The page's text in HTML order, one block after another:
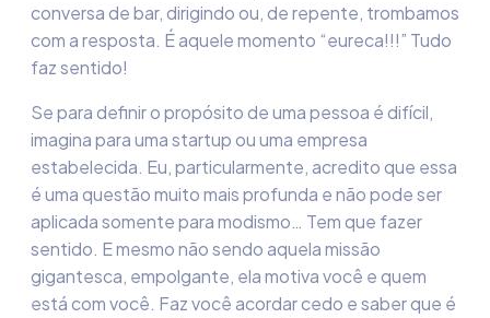
conversa de bar, dirigindo ou, de repente, trombamos
com a resposta. É aquele momento “eureca!!!” Tudo
faz sentido!
Se para definir o propósito de uma pessoa é difícil,
imagina para uma startup ou uma empresa
estabelecida. Eu, particularmente, acredito que essa
é uma questão muito mais profunda e não pode ser
aplicada somente para modismo… Tem que fazer
sentido. E mesmo não sendo aquela missão
gigantesca, empolgante, ela motiva você e quem
está com você. Faz você acordar cedo e saber que é